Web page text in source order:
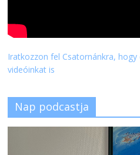
Iratkozzon fel Csatornánkra,
videóinkat is
Nap podcastja